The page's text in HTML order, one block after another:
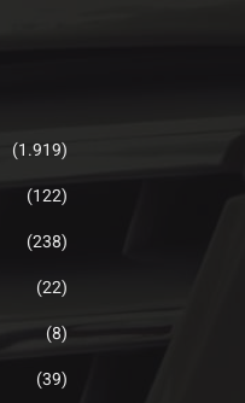
(1.919)
(122)
(238)
(22)
(8)
(39)